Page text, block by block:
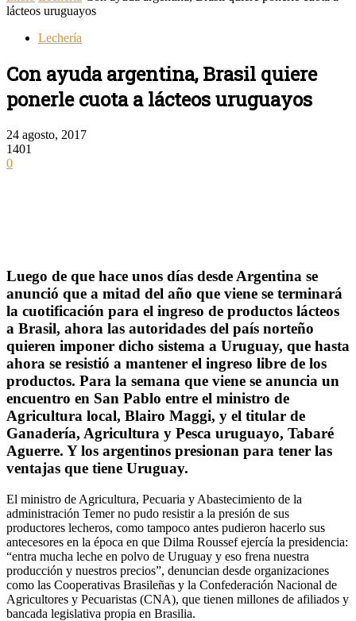
lácteos uruguayos
Lechería
Con ayuda argentina, Brasil quiere
ponerle cuota a lácteos uruguayos
24 agosto, 2017
1401
0
Luego de que hace unos días desde Argentina se
anunció que a mitad del año que viene se terminará
la cuotificación para el ingreso de productos lácteos
a Brasil, ahora las autoridades del país norteño
quieren imponer dicho sistema a Uruguay, que hasta
ahora se resistió a mantener el ingreso libre de los
productos. Para la semana que viene se anuncia un
encuentro en San Pablo entre el ministro de
Agricultura local, Blairo Maggi, y el titular de
Ganadería, Agricultura y Pesca uruguayo, Tabaré
Aguerre. Y los argentinos presionan para tener las
ventajas que tiene Uruguay.
El ministro de Agricultura, Pecuaria y Abastecimiento de la
administración Temer no pudo resistir a la presión de sus
productores lecheros, como tampoco antes pudieron hacerlo sus
antecesores en la época en que Dilma Roussef ejercía la presidencia:
“entra mucha leche en polvo de Uruguay y eso frena nuestra
producción y nuestros precios”, denuncian desde organizaciones
como las Cooperativas Brasileñas y la Confederación Nacional de
Agricultores y Pecuaristas (CNA), que tienen millones de afiliados y
bancada legislativa propia en Brasilia.